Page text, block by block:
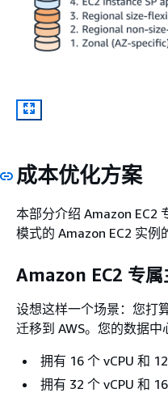
成本优化方案
本部分介绍 Amazon EC2
模式的 Amazon EC2 实例
Amazon EC2 专属
设想这样一个场景：您打
迁移到 AWS。您的数据中
拥有 16 个 vCPU 和
拥有 32 个 vCPU 和